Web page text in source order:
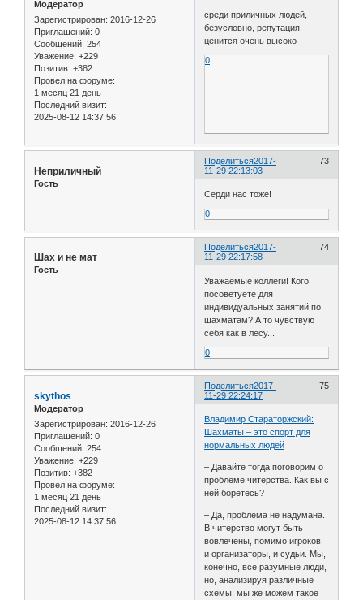
Модератор
Зарегистрирован: 2016-12-26
Приглашений: 0
Сообщений: 254
Уважение: +229
Позитив: +382
Провел на форуме:
1 месяц 21 день
Последний визит:
2025-08-12 14:37:56
среди приличных людей,
безусловно, репутация
ценится очень высоко
0
Поделиться 73
2017-
11-29 22:13:03
Неприличный
Гость
Серди нас тоже!
0
Поделиться 74
2017-
11-29 22:17:58
Шах и не мат
Гость
Уважаемые коллеги! Кого
посоветуете для
индивидуальных занятий по
шахматам? А то чувствую
себя как в лесу...
0
Поделиться 75
2017-
11-29 22:24:17
skythos
Модератор
Зарегистрирован: 2016-12-26
Приглашений: 0
Сообщений: 254
Уважение: +229
Позитив: +382
Провел на форуме:
1 месяц 21 день
Последний визит:
2025-08-12 14:37:56
Владимир Стараторжский:
Шахматы – это спорт для
нормальных людей
– Давайте тогда поговорим о
проблеме читерства. Как вы с
ней боретесь?
– Да, проблема не надумана.
В читерство могут быть
вовлечены, помимо игроков,
и организаторы, и судьи. Мы,
конечно, все разумные люди,
но, анализируя различные
схемы, мы же можем такое